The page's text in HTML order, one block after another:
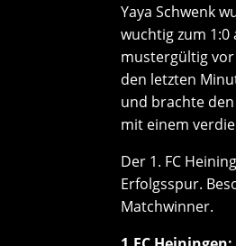
Yaya Schwenk
wuchtig zum
mustergültig
den letzten
und brachte
mit einem
Der 1. FC
Erfolgsspur.
Matchwinner.